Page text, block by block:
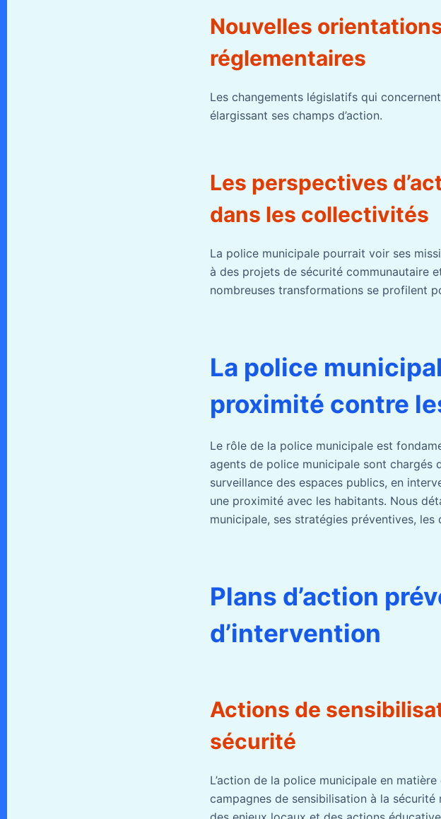
Nouvelles
réglementaires
Les changements législatifs qui
élargissant ses champs d’action.
Les perspectives
dans les collectivités
La police municipale pourrait voir ses
à des projets de sécurité communautaire
nombreuses transformations se profilent
La police
proximité contre
Le rôle de la police municipale est
agents de police municipale sont chargés
surveillance des espaces publics, en
une proximité avec les habitants. Nous
municipale, ses stratégies préventives,
Plans d’action
d’intervention
Actions de
sécurité
L’action de la police municipale en
campagnes de sensibilisation à la